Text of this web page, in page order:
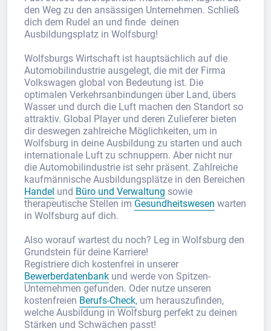
den Weg zu den ansässigen Unternehmen. Schließ
dich dem Rudel an und finde deinen
Ausbildungsplatz in Wolfsburg!
Wolfsburgs Wirtschaft ist hauptsächlich auf die
Automobilindustrie ausgelegt, die mit der Firma
Volkswagen global von Bedeutung ist. Die
optimalen Verkehrsanbindungen über Land, übers
Wasser und durch die Luft machen den Standort so
attraktiv. Global Player und deren Zulieferer bieten
dir deswegen zahlreiche Möglichkeiten, um in
Wolfsburg in deine Ausbildung zu starten und auch
internationale Luft zu schnuppern. Aber nicht nur
die Automobilindustrie ist sehr präsent. Zahlreiche
kaufmännische Ausbildungsplätze in den Bereichen
Handel und Büro und Verwaltung sowie
therapeutische Stellen im Gesundheitswesen warten
in Wolfsburg auf dich.
Also worauf wartest du noch? Leg in Wolfsburg den
Grundstein für deine Karriere!
Registriere dich kostenfrei in unserer
Bewerberdatenbank und werde von Spitzen-
Unternehmen gefunden. Oder nutze unseren
kostenfreien Berufs-Check, um herauszufinden,
welche Ausbildung in Wolfsburg perfekt zu deinen
Stärken und Schwächen passt!